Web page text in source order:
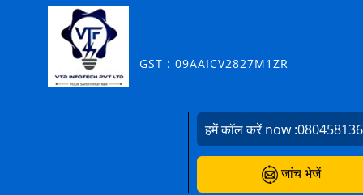
GST : 09AAICV2827M1ZR
हमें कॉल करें now :
जांच भेजें